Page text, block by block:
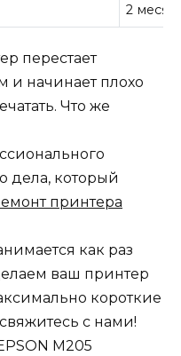
2
перестает
и начинает плохо
Что же
дела, который
принтера
как раз
ваш принтер
короткие
с нами!
M205